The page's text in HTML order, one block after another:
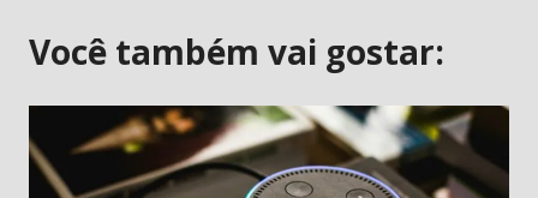
Você também vai gostar: